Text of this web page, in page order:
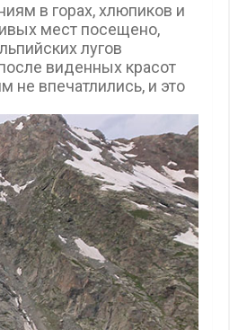
в горах, хлюпиков и
мест посещено,
лугов
виденных красот
впечатлились, и это